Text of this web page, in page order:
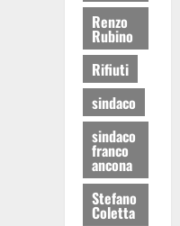
Renzo
Rubino
Rifiuti
sindaco
sindaco
franco
ancona
Stefano
Coletta